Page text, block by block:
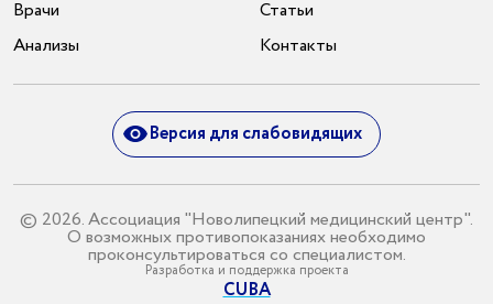
Врачи
Анализы
Статьи
Контакты
© 2026. Ассоциация "Новолипецкий медицинский центр".
О возможных противопоказаниях необходимо
проконсультироваться со специалистом.
Разработка и поддержка проекта
CUBA
Версия для слабовидящих